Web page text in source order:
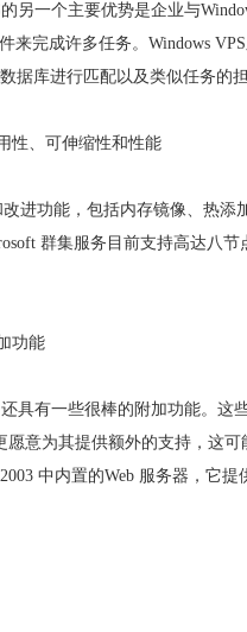
另一个主要优势是企业与
来完成许多任务。Windows
据库进行匹配以及类似任务的
性、可伸缩性和性能
进功能，包括内存镜像、热
群集服务目前支持高达八
功能
具有一些很棒的附加功能。
愿意为其提供额外的支持，这
中内置的Web 服务器，它